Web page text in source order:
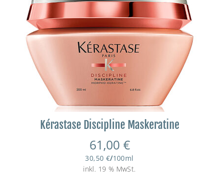
Kérastase Discipline Maskeratine
61,00 €
30,50 €/100ml
inkl. 19 % MwSt.